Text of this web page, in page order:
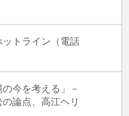
ットライン（電話
今を考える」－
論点、高江ヘリ